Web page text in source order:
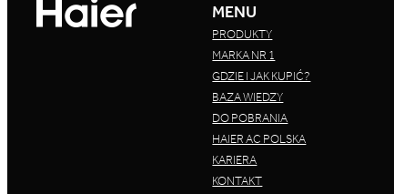
MENU
PRODUKTY
MARKA NR 1
GDZIE I JAK KUPIĆ?
BAZA WIEDZY
DO POBRANIA
HAIER AC POLSKA
KARIERA
KONTAKT